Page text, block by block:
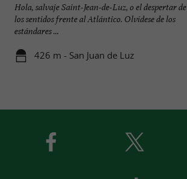
Hola, salvaje Saint-Jean-de-Luz, o el despertar de
los sentidos frente al Atlántico. Olvídese de los
estándares ...
426 m - San Juan de Luz